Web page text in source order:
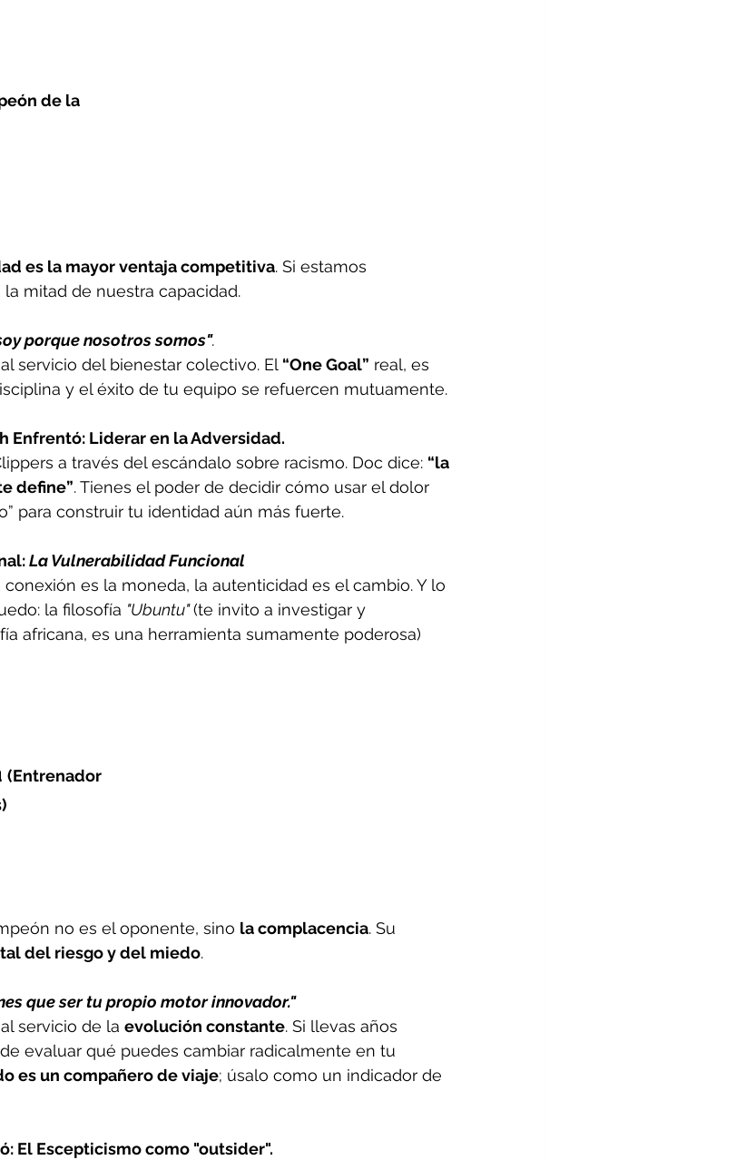
de la
es la mayor ventaja competitiva. Si estamos
mitad de nuestra capacidad.
porque nosotros somos".
servicio del bienestar colectivo. El “One Goal” real, es
y el éxito de tu equipo se refuercen mutuamente.
Enfrentó: Liderar en la Adversidad.
a través del escándalo sobre racismo. Doc dice: “la
define”. Tienes el poder de decidir cómo usar el dolor
para construir tu identidad aún más fuerte.
La Vulnerabilidad Funcional
conexión es la moneda, la autenticidad es el cambio. Y lo
la filosofía "Ubuntu" (te invito a investigar y
africana, es una herramienta sumamente poderosa)
(Entrenador
no es el oponente, sino la complacencia. Su
del riesgo y del miedo.
que ser tu propio motor innovador."
servicio de la evolución constante. Si llevas años
evaluar qué puedes cambiar radicalmente en tu
es un compañero de viaje; úsalo como un indicador de
El Escepticismo como "outsider".